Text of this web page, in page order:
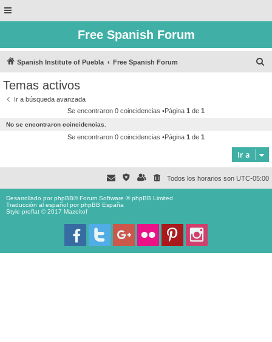
Free Spanish Forum
Spanish Institute of Puebla Free Spanish Forum
Temas activos
Ir a búsqueda avanzada
Se encontraron 0 coincidencias •Página 1 de 1
No se encontraron coincidencias.
Se encontraron 0 coincidencias •Página 1 de 1
Ir a
Todos los horarios son UTC-05:00
Desarrollado porphpBB® Forum Software © phpBB Limited
Traducción al español porphpBB España
Style proflat © 2017 Mazeltof